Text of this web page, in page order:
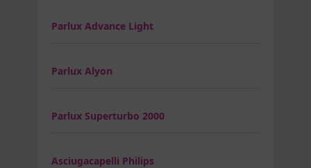
Parlux Advance Light
Parlux Alyon
Parlux Superturbo 2000
Asciugacapelli Philips